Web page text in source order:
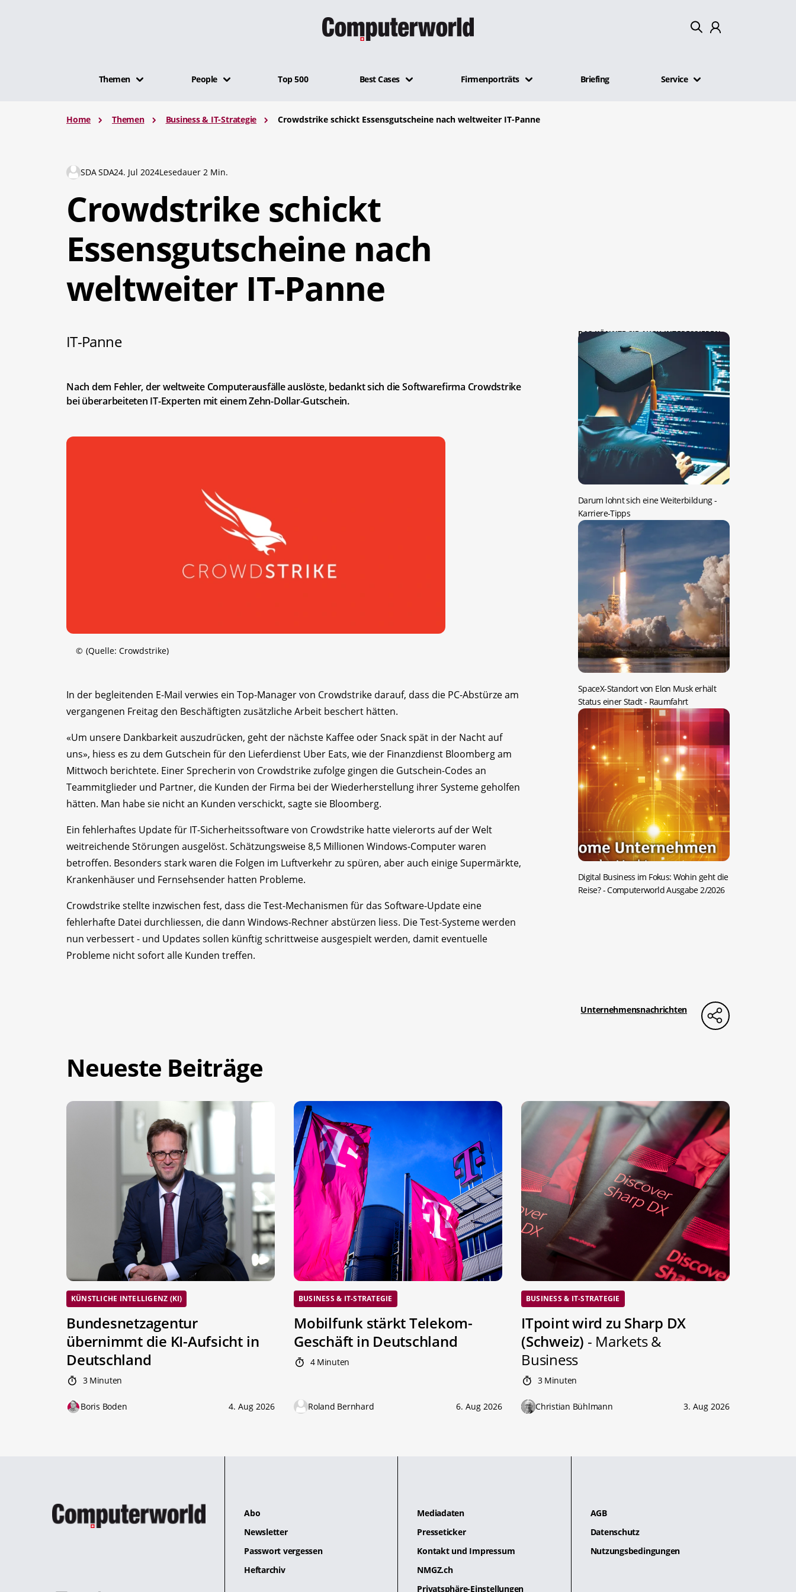
Themen People Top 500 Best Cases Firmenporträts Briefing Service
Home Themen Business & IT-Strategie Crowdstrike schickt Essensgutscheine nach weltweiter IT-Panne
SDA SDA24. Jul 2024Lesedauer 2 Min.
Crowdstrike schickt
Essensgutscheine nach
weltweiter IT-Panne
IT-Panne
Nach dem Fehler, der weltweite Computerausfälle auslöste, bedankt sich die Softwarefirma Crowdstrike
bei überarbeiteten IT-Experten mit einem Zehn-Dollar-Gutschein.
© (Quelle: Crowdstrike)
In der begleitenden E-Mail verwies ein Top-Manager von Crowdstrike darauf, dass die PC-Abstürze am
vergangenen Freitag den Beschäftigten zusätzliche Arbeit beschert hätten.
«Um unsere Dankbarkeit auszudrücken, geht der nächste Kaffee oder Snack spät in der Nacht auf
uns», hiess es zu dem Gutschein für den Lieferdienst Uber Eats, wie der Finanzdienst Bloomberg am
Mittwoch berichtete. Einer Sprecherin von Crowdstrike zufolge gingen die Gutschein-Codes an
Teammitglieder und Partner, die Kunden der Firma bei der Wiederherstellung ihrer Systeme geholfen
hätten. Man habe sie nicht an Kunden verschickt, sagte sie Bloomberg.
Ein fehlerhaftes Update für IT-Sicherheitssoftware von Crowdstrike hatte vielerorts auf der Welt
weitreichende Störungen ausgelöst. Schätzungsweise 8,5 Millionen Windows-Computer waren
betroffen. Besonders stark waren die Folgen im Luftverkehr zu spüren, aber auch einige Supermärkte,
Krankenhäuser und Fernsehsender hatten Probleme.
Crowdstrike stellte inzwischen fest, dass die Test-Mechanismen für das Software-Update eine
fehlerhafte Datei durchliessen, die dann Windows-Rechner abstürzen liess. Die Test-Systeme werden
nun verbessert - und Updates sollen künftig schrittweise ausgespielt werden, damit eventuelle
Probleme nicht sofort alle Kunden treffen.
DAS KÖNNTE SIE AUCH INTERESSIEREN:
Darum lohnt sich eine Weiterbildung-
Karriere-Tipps
SpaceX-Standort von Elon Musk erhält
Status einer Stadt- Raumfahrt
Digital Business im Fokus: Wohin geht die
Reise?- Computerworld Ausgabe 2/2026
Unternehmensnachrichten
Neueste Beiträge
KÜNSTLICHE INTELLIGENZ (KI)
Bundesnetzagentur
übernimmt die KI-Aufsicht in
Deutschland
3 Minuten
Boris Boden 4. Aug 2026
BUSINESS & IT-STRATEGIE
Mobilfunk stärkt Telekom-
Geschäft in Deutschland
4 Minuten
Roland Bernhard 6. Aug 2026
BUSINESS & IT-STRATEGIE
ITpoint wird zu Sharp DX
(Schweiz) - Markets &
Business
3 Minuten
Christian Bühlmann 3. Aug 2026
Abo
Newsletter
Passwort vergessen
Heftarchiv
Mediadaten
Presseticker
Kontakt und Impressum
NMGZ.ch
Privatsphäre-Einstellungen
AGB
Datenschutz
Nutzungsbedingungen